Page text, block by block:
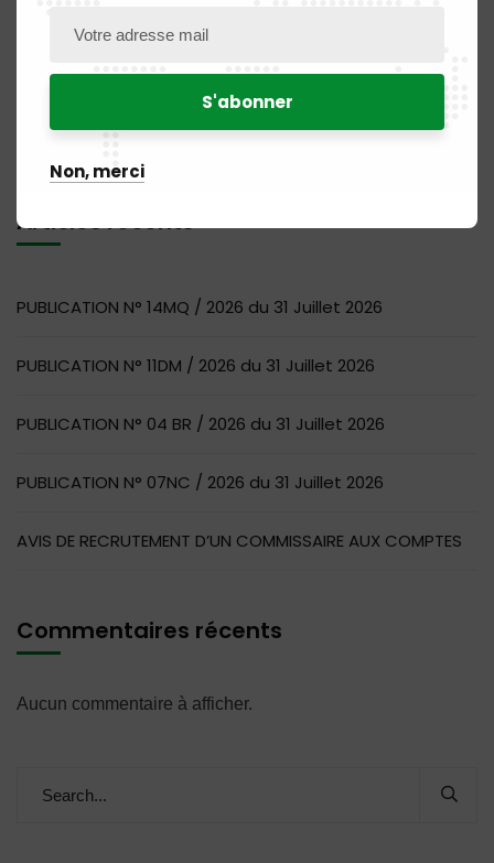
Rechercher
Articles récents
PUBLICATION N° 14MQ / 2026 du 31 Juillet 2026
PUBLICATION N° 11DM / 2026 du 31 Juillet 2026
PUBLICATION N° 04 BR / 2026 du 31 Juillet 2026
PUBLICATION N° 07NC / 2026 du 31 Juillet 2026
AVIS DE RECRUTEMENT D’UN COMMISSAIRE AUX COMPTES
Commentaires récents
Aucun commentaire à afficher.
Non, merci